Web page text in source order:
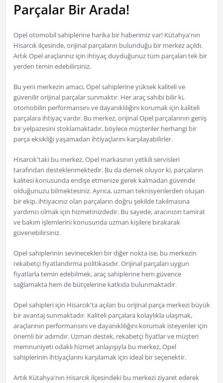
Parçalar Bir Arada!
Opel otomobil sahiplerine harika bir haberimiz var! Kütahya'nın
Hisarcık ilçesinde, orijinal parçaların bulunduğu bir merkez açıldı.
Artık Opel araçlarınız için ihtiyaç duyduğunuz tüm parçaları tek bir
yerden temin edebilirsiniz.
Bu yeni merkezin amacı, Opel sahiplerine yüksek kaliteli ve
güvenilir orijinal parçalar sunmaktır. Her araç sahibi bilir ki,
otomobilin performansını ve dayanıklılığını korumak için kaliteli
parçalara ihtiyaç vardır. Bu merkez, orijinal Opel parçalarının geniş
bir yelpazesini stoklamaktadır, böylece müşteriler herhangi bir
parça eksikliği yaşamadan ihtiyaçlarını karşılayabilirler.
Hisarcık'taki bu merkez, Opel markasının yetkili servisleri
tarafından desteklenmektedir. Bu da demek oluyor ki, parçaların
kalitesi konusunda endişe etmenize gerek kalmadan güvende
olduğunuzu bilmektesiniz. Ayrıca, uzman teknisyenlerden oluşan
bir ekip, ihtiyacınız olan parçaların doğru şekilde takılmasına
yardımcı olmak için hizmetinizdedir. Bu sayede, aracınızın tamirat
ve bakım işlemlerini konusunda uzman kişilere bırakarak
güvenebilirsiniz.
Opel sahiplerinin sevinecekleri bir diğer nokta ise, bu merkezin
rekabetçi fiyatlandırma politikasıdır. Orijinal parçaları uygun
fiyatlarla temin edebilmek, araç sahiplerine hem güvence
sağlamakta hem de bütçelerine katkıda bulunmaktadır.
Opel sahipleri için Hisarcık'ta açılan bu orijinal parça merkezi büyük
bir avantaj sunmaktadır. Kaliteli parçalara kolaylıkla ulaşmak,
araçlarının performansını ve dayanıklılığını korumak isteyenler için
önemli bir adımdır. Uzman destek, rekabetçi fiyatlar ve müşteri
memnuniyeti odaklı hizmet anlayışıyla bu merkez, Opel
sahiplerinin ihtiyaçlarını karşılamak için ideal bir seçenektir.
Artık Kütahya'nın Hisarcık ilçesindeki bu merkezi ziyaret ederek